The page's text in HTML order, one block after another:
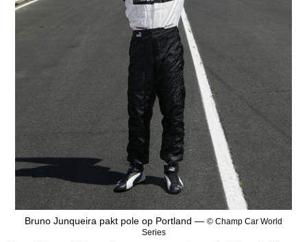
Bruno Junqueira pakt pole op Portland — © Champ Car World
Series